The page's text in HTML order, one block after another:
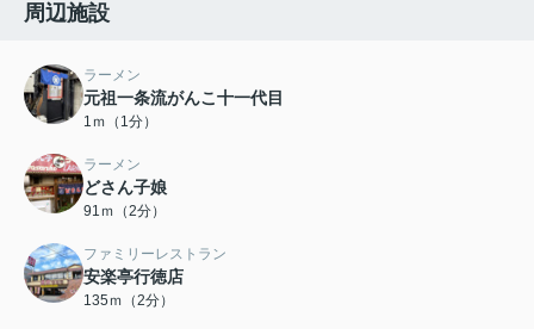
周辺施設
ラーメン
元祖一条流がんこ十一代目
1ｍ（1分）
ラーメン
どさん子娘
91ｍ（2分）
ファミリーレストラン
安楽亭行徳店
135ｍ（2分）